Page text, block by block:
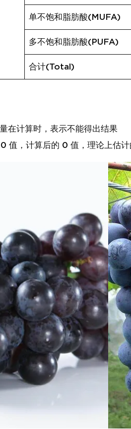
单不饱和脂肪酸(MUFA)
多不饱和脂肪酸(PUFA)
合计(Total)
在计算时，表示不能得出结果
值，计算后的 0 值，理论上估计